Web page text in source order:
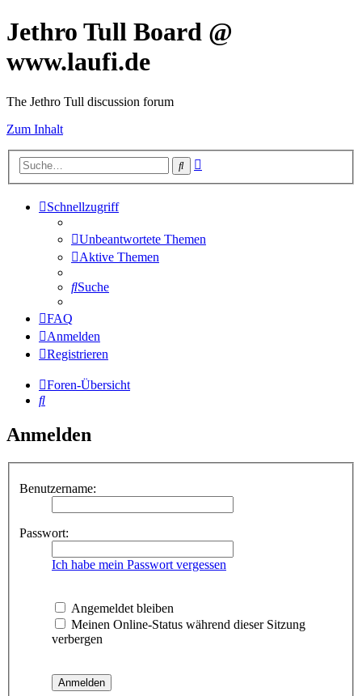
Jethro Tull Board @
www.laufi.de
The Jethro Tull discussion forum
Zum Inhalt
Suche
Schnellzugriff
Unbeantwortete Themen
Aktive Themen
Suche
FAQ
Anmelden
Registrieren
Foren-Übersicht
Suche
Anmelden
Benutzername:
Passwort:
Ich habe mein Passwort vergessen
Angemeldet bleiben
Meinen Online-Status während dieser Sitzung
verbergen